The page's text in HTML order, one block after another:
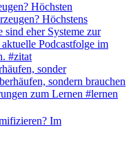
Höchsten
sonder
Im